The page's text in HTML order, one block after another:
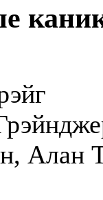
Алан